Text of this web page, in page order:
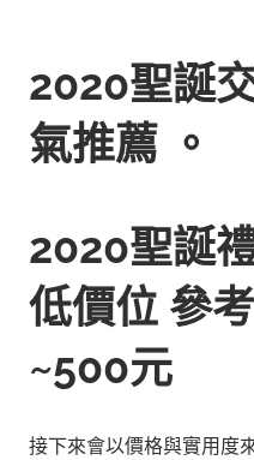
2020聖誕
氣推薦 。
2020聖誕
低價位 參
~500元
接下來會以價格與實用度